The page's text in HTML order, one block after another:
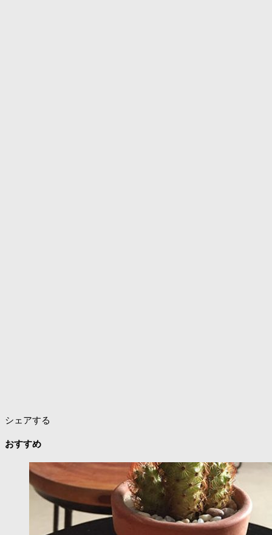
シェアする
おすすめ